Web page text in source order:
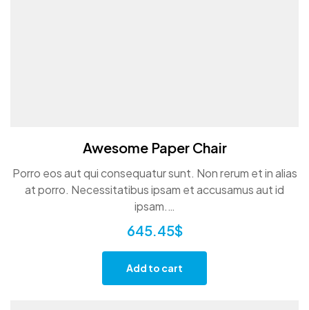
Awesome Paper Chair
Porro eos aut qui consequatur sunt. Non rerum et in alias
at porro. Necessitatibus ipsam et accusamus aut id
ipsam.…
645.45$
Add to cart